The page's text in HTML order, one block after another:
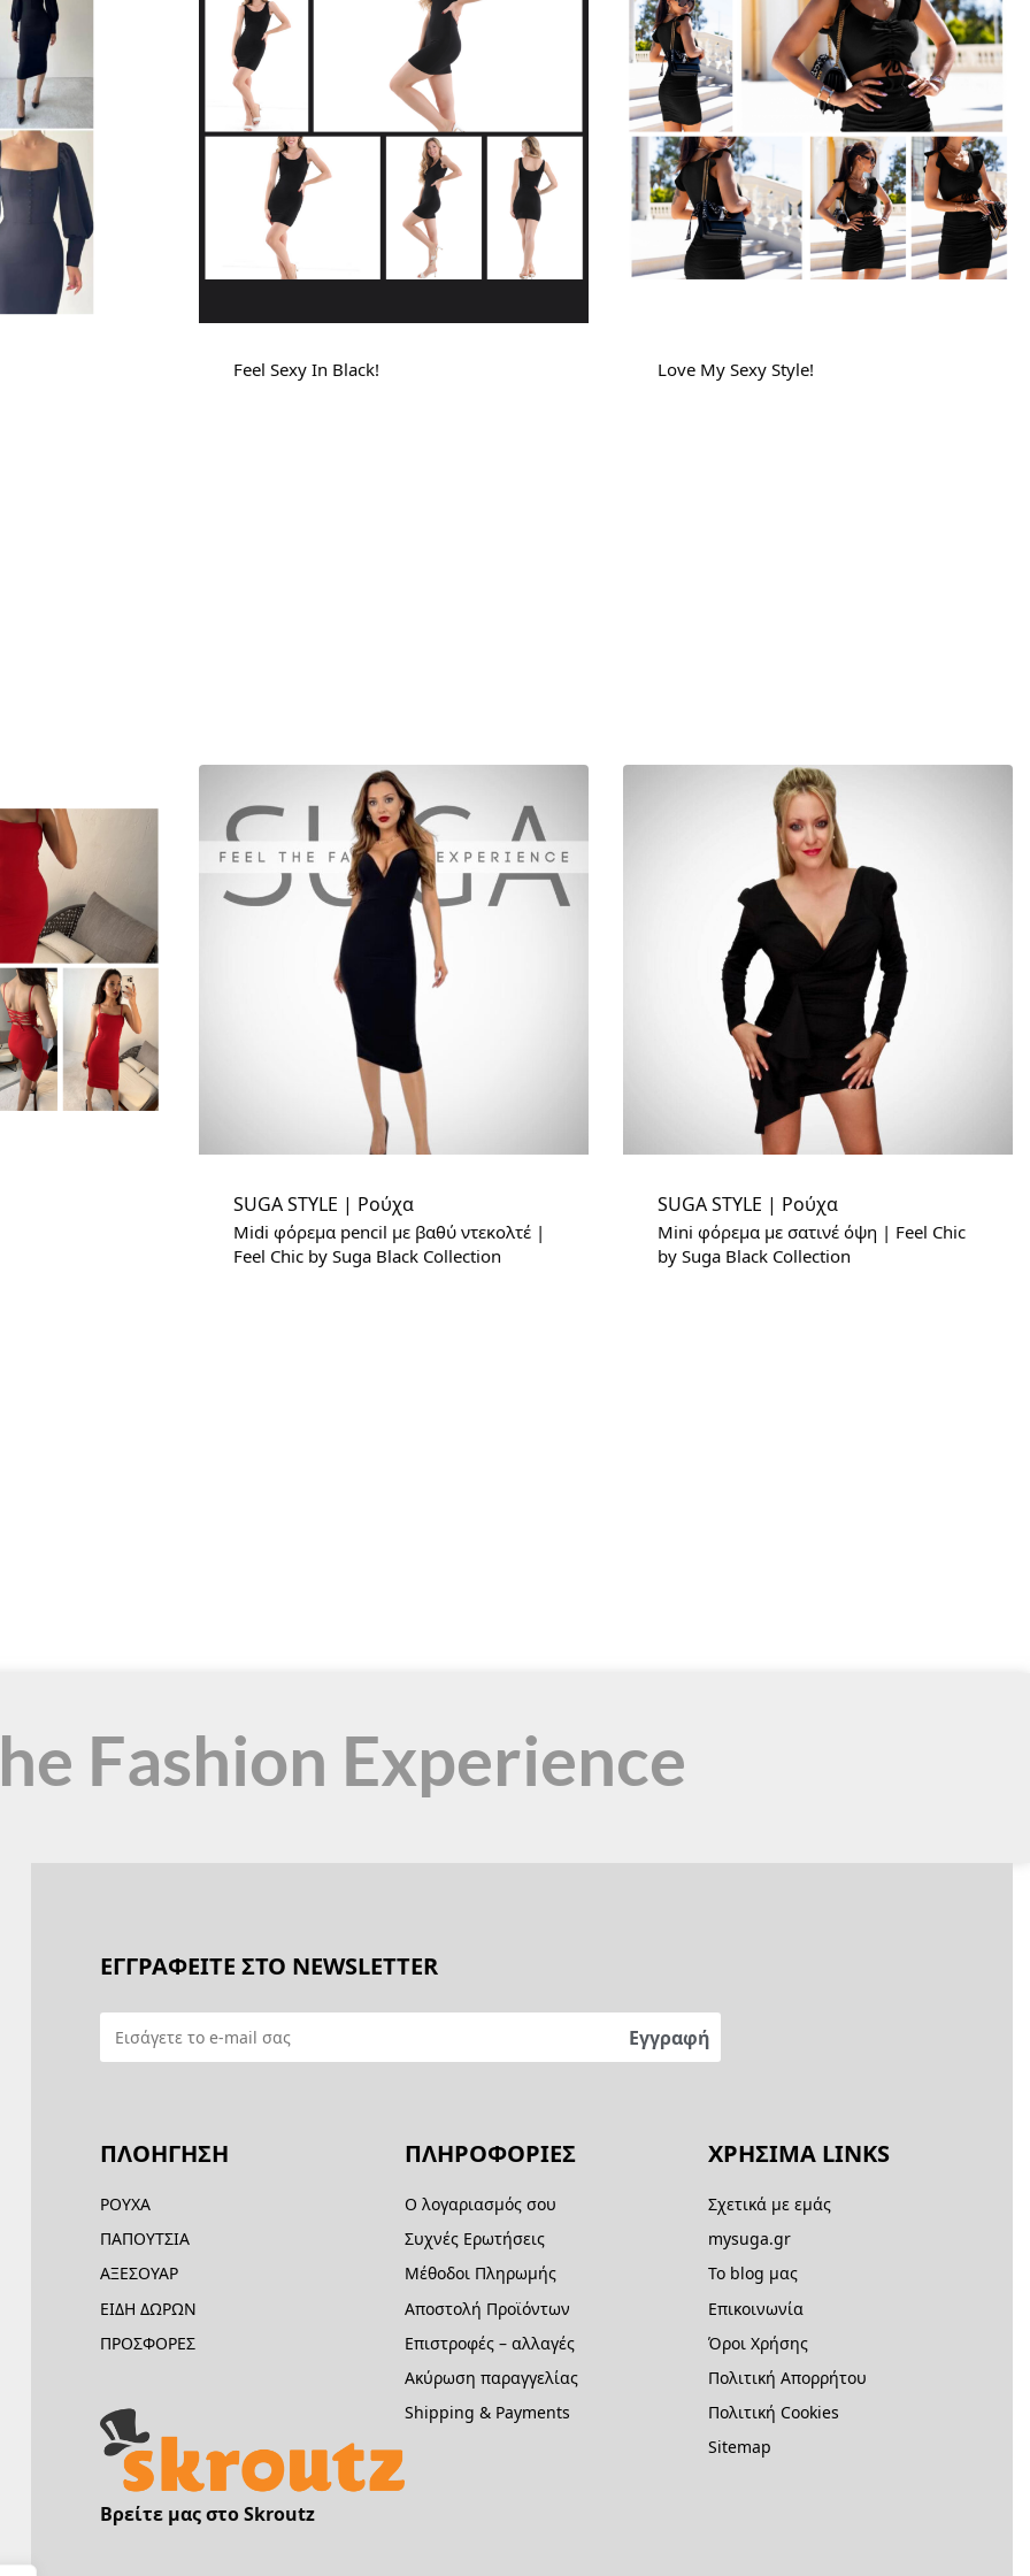
Feel Sexy In Black! Love My Sexy Style!
SUGA STYLE | Ρούχα
Midi φόρεμα pencil με βαθύ ντεκολτέ |
Feel Chic by Suga Black Collection
SUGA STYLE | Ρούχα
Mini φόρεμα με σατινέ όψη | Feel Chic
by Suga Black Collection
Fashion Experience
ΕΓΓΡΑΦΕΙΤΕ ΣΤΟ NEWSLETTER
ΠΛΟΗΓΗΣΗ
ΡΟΥΧΑ
ΠΑΠΟΥΤΣΙΑ
ΑΞΕΣΟΥΑΡ
ΕΙΔΗ ΔΩΡΩΝ
ΠΡΟΣΦΟΡΕΣ
Βρείτε μας στο Skroutz
ΠΛΗΡΟΦΟΡΙΕΣ
Ο λογαριασμός σου
Συχνές Ερωτήσεις
Μέθοδοι Πληρωμής
Αποστολή Προϊόντων
Επιστροφές – αλλαγές
Ακύρωση παραγγελίας
Shipping & Payments
ΧΡΗΣΙΜΑ LINKS
Σχετικά με εμάς
mysuga.gr
Το blog μας
Επικοινωνία
Όροι Χρήσης
Πολιτική Απορρήτου
Πολιτική Cookies
Sitemap